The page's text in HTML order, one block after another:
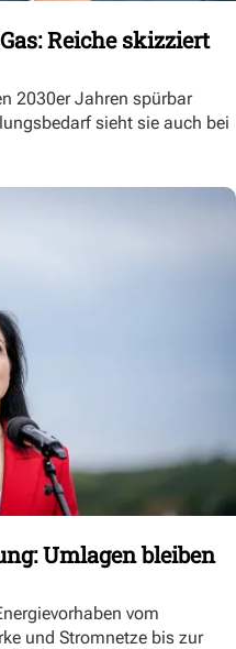
Reiche skizziert
2030er Jahren spürbar
sieht sie auch bei
Umlagen bleiben
vom
und Stromnetze bis zur